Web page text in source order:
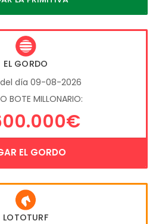
EL GORDO
día 09-08-2026
BOTE MILLONARIO:
EL GORDO
LOTOTURF